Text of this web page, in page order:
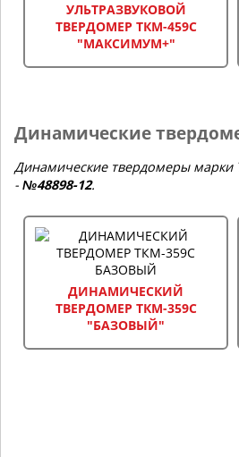
УЛЬТРАЗВУКОВОЙ
ТВЕРДОМЕР ТКМ-459C
"МАКСИМУМ+"
Динамические
Динамические твердомеры марки
- №48898-12.
ДИНАМИЧЕСКИЙ
ТВЕРДОМЕР ТКМ-359C
"БАЗОВЫЙ"